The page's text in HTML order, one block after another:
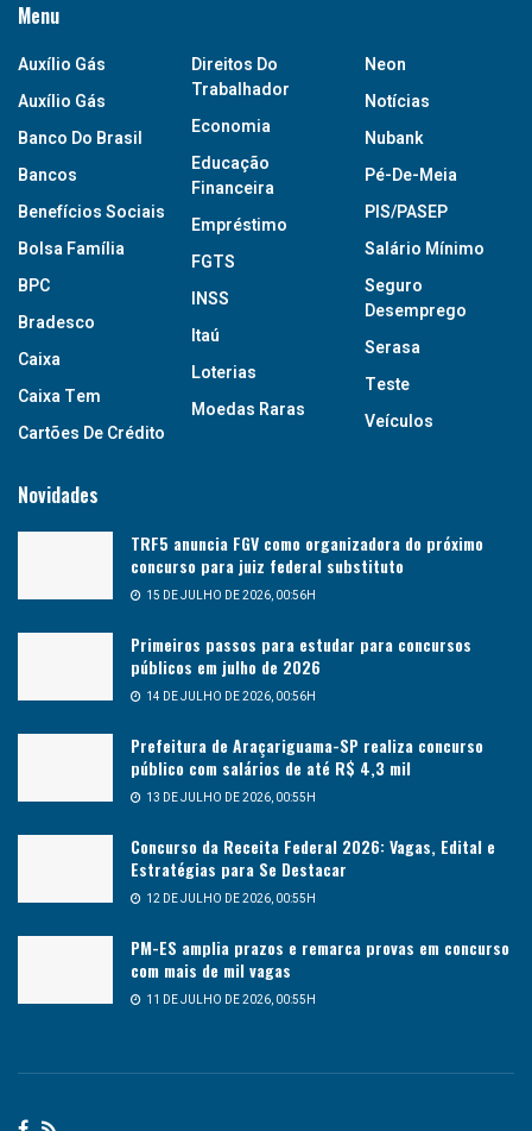
Menu
Auxílio Gás
Auxílio Gás
Banco Do Brasil
Bancos
Benefícios Sociais
Bolsa Família
BPC
Bradesco
Caixa
Caixa Tem
Cartões De Crédito
Direitos Do
Trabalhador
Economia
Educação
Financeira
Empréstimo
FGTS
INSS
Itaú
Loterias
Moedas Raras
Neon
Notícias
Nubank
Pé-De-Meia
PIS/PASEP
Salário Mínimo
Seguro
Desemprego
Serasa
Teste
Veículos
Novidades
TRF5 anuncia FGV como organizadora do próximo
concurso para juiz federal substituto
15 DE JULHO DE 2026, 00:56H
Primeiros passos para estudar para concursos
públicos em julho de 2026
14 DE JULHO DE 2026, 00:56H
Prefeitura de Araçariguama-SP realiza concurso
público com salários de até R$ 4,3 mil
13 DE JULHO DE 2026, 00:55H
Concurso da Receita Federal 2026: Vagas, Edital e
Estratégias para Se Destacar
12 DE JULHO DE 2026, 00:55H
PM-ES amplia prazos e remarca provas em concurso
com mais de mil vagas
11 DE JULHO DE 2026, 00:55H